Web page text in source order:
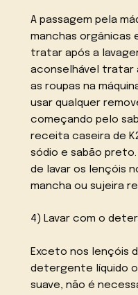
A passagem pela
manchas orgânicas
tratar após a
aconselhável tratar
as roupas na
usar qualquer
começando pelo
receita caseira de
sódio e sabão preto.
de lavar os lençóis
mancha ou sujeira
4) Lavar com o
Exceto nos lençóis
detergente líquido
suave, não é